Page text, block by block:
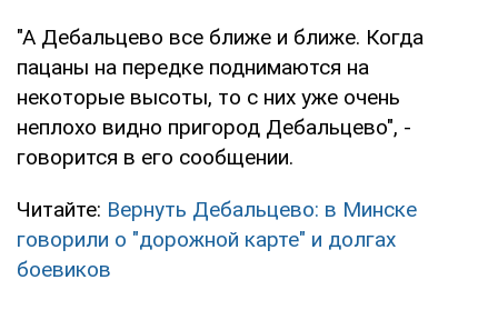
"А Дебальцево все ближе и ближе. Когда
пацаны на передке поднимаются на
некоторые высоты, то с них уже очень
неплохо видно пригород Дебальцево", -
говорится в его сообщении.
Читайте: Вернуть Дебальцево: в Минске
говорили о "дорожной карте" и долгах
боевиков